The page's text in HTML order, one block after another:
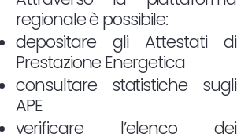
regionale è possibile:
depositare gli Attestati di
Prestazione Energetica
consultare statistiche sugli
APE
verificare l’elenco dei